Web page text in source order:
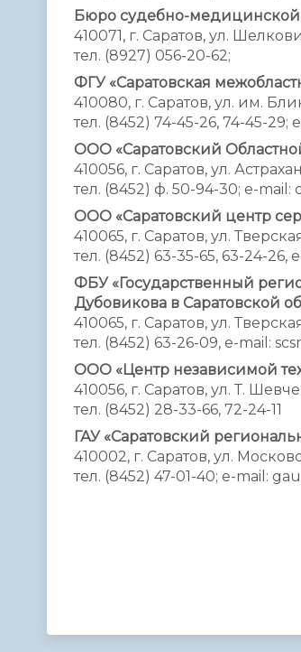
Бюро судебно-медицинской
410071, г. Саратов, ул.
тел. (8927) 056-20-62;
ФГУ «Саратовская
410080, г. Саратов, ул. им.
тел. (8452) 74-45-26, 74-45-
ООО «Саратовский
410056, г. Саратов, ул.
тел. (8452) ф. 50-94-30; e-mail:
ООО «Саратовский центр
410065, г. Саратов, ул.
тел. (8452) 63-35-65, 63-24-
ФБУ «Государственный
Дубовикова в Саратовской
410065, г. Саратов, ул.
тел. (8452) 63-26-09, e-mail:
ООО «Центр независимой
410056, г. Саратов, ул. Т.
тел. (8452) 28-33-66, 72-24-11
ГАУ «Саратовский
410002, г. Саратов, ул.
тел. (8452) 47-01-40; e-mail: